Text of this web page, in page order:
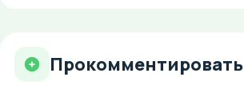
Прокомментировать